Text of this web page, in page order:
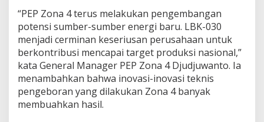
m
B
e
p
o
t
e
“PEP Zona 4 terus melakukan pengembangan
potensi sumber-sumber energi baru. LBK-030
menjadi cerminan keseriusan perusahaan untuk
berkontribusi mencapai target produksi nasional,”
kata General Manager PEP Zona 4 Djudjuwanto. Ia
menambahkan bahwa inovasi-inovasi teknis
pengeboran yang dilakukan Zona 4 banyak
membuahkan hasil.